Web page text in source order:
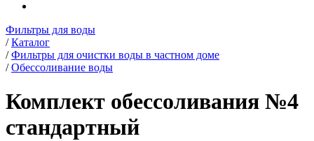
Фильтры для воды
/ Каталог
/ Фильтры для очистки воды в частном доме
/ Обессоливание воды
Комплект обессоливания №4
стандартный